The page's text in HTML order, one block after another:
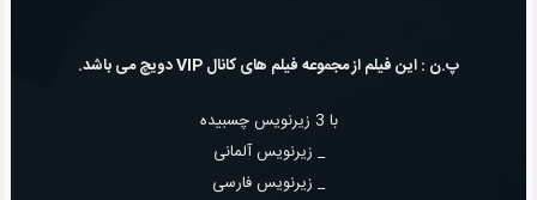
پ.ن : این فیلم از مجموعه فیلم های کانال VIP دویچ می باشد.
با 3 زیرنویس چسبیده
_ زیرنویس آلمانی
_ زیرنویس فارسی